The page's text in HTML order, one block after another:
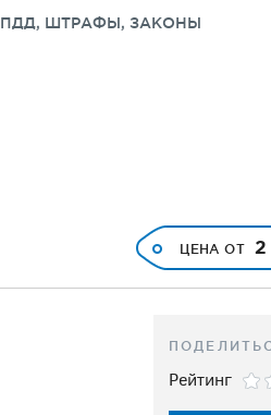
ПДД, ШТРАФЫ, ЗАКОНЫ
ЦЕНА ОТ 2
Рейтинг